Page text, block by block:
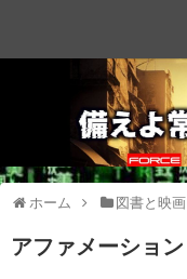
ホーム 図書と映画
アファメーション